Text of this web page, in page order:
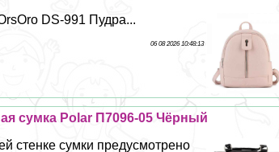
DS-991 Пудра...
06 08 2026 10:48:13
сумка Polar П7096-05 Чёрный
стенке сумки предусмотрено